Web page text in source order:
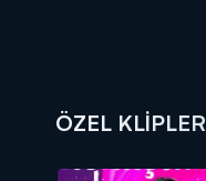
ÖZEL KLİPLER